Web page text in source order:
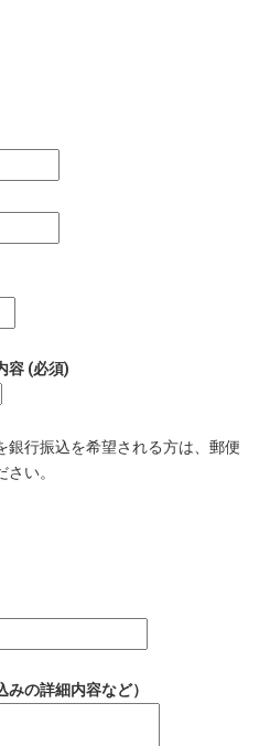
容 (必須)
銀行振込を希望される方は、郵便
い。
の詳細内容など）